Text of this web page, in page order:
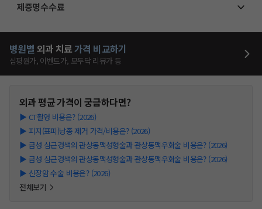
제증명수수료
병원별 외과 치료가격 비교하기
심평원가, 이벤트가, 모두닥 리뷰가 등
외과평균 가격이 궁금하다면?
▶ CT촬영 비용은? (2026)
▶ 피지(표피)낭종 제거 가격/비용은? (2026)
▶ 급성 심근경색의 관상동맥성형술과 관상동맥우회술 비용은? (2026)
▶ 급성 심근경색의 관상동맥성형술과 관상동맥우회술 비용은? (2026)
▶ 신장암 수술 비용은? (2026)
전체보기